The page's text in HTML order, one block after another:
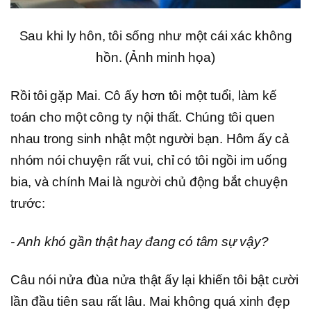
Sau khi ly hôn, tôi sống như một cái xác không
hồn. (Ảnh minh họa)
Rồi tôi gặp Mai. Cô ấy hơn tôi một tuổi, làm kế
toán cho một công ty nội thất. Chúng tôi quen
nhau trong sinh nhật một người bạn. Hôm ấy cả
nhóm nói chuyện rất vui, chỉ có tôi ngồi im uống
bia, và chính Mai là người chủ động bắt chuyện
trước:
- Anh khó gần thật hay đang có tâm sự vậy?
Câu nói nửa đùa nửa thật ấy lại khiến tôi bật cười
lần đầu tiên sau rất lâu. Mai không quá xinh đẹp